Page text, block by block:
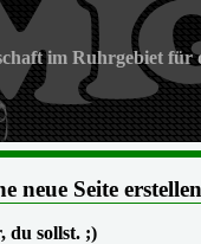
im Ruhrgebiet
neue Seite
du sollst. ;)